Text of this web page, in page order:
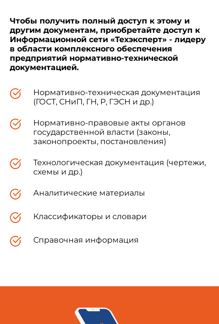
Чтобы получить полный доступ к этому и
другим документам, приобретайте доступ к
Информационной сети «Техэксперт» - лидеру
в области комплексного обеспечения
предприятий нормативно-технической
документацией.
Нормативно-техническая документация
(ГОСТ, СНиП, ГН, Р, ГЭСН и др.)
Нормативно-правовые акты органов
государственной власти (законы,
законопроекты, постановления)
Технологическая документация (чертежи,
схемы и др.)
Аналитические материалы
Классификаторы и словари
Справочная информация